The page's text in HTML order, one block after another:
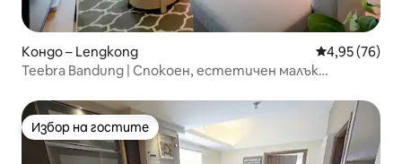
Кондо – Lengkong Средна
4,95 (76)
Teebra Bandung | Спокоен, естетичен малък
Избор на гостите
Избор на гостите